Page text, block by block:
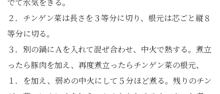
２．チンゲン菜は長さを３等分に切り、根元は芯ごと縦８
等分に切る。
３．別の鍋にＡを入れて混ぜ合わせ、中火で熱する。煮立
ったら豚肉を加え、再度煮立ったらチンゲン菜の根元、
１．を加え、弱めの中火にして５分ほど煮る。残りのチン